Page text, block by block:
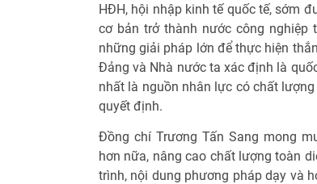
HĐH, hội nhập kinh tế quốc tế, sớm
cơ bản trở thành nước công nghiệp
những giải pháp lớn để thực hiện
Đảng và Nhà nước ta xác định là
nhất là nguồn nhân lực có chất
quyết định.
Đồng chí Trương Tấn Sang mong
hơn nữa, nâng cao chất lượng toàn
trình, nội dung phương pháp dạy và